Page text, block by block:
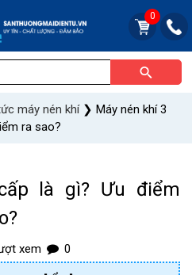
0
máy nén khí❯ Máy nén khí 3
ra sao?
là gì? Ưu điểm
xem 0